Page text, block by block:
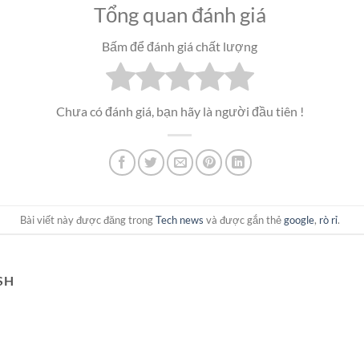
Tổng quan đánh giá
Bấm để đánh giá chất lượng
Chưa có đánh giá, bạn hãy là người đầu tiên !
Bài viết này được đăng trongTech news và được gắn thẻgoogle, rò rỉ.